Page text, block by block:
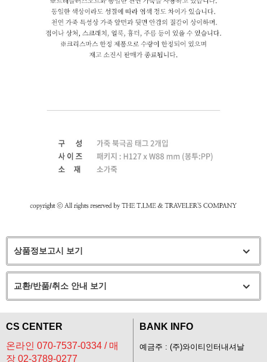
상품정보고시 보기
교환/반품/취소 안내 보기
CS CENTER
온라인 070-7537-0334 / 매
장 02-3789-0277
BANK INFO
예금주 : (주)와이티인터내셔날